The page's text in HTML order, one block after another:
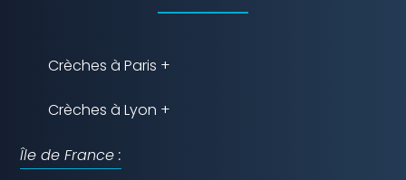
Crèches à Paris +
Crèches à Lyon +
Île de France :